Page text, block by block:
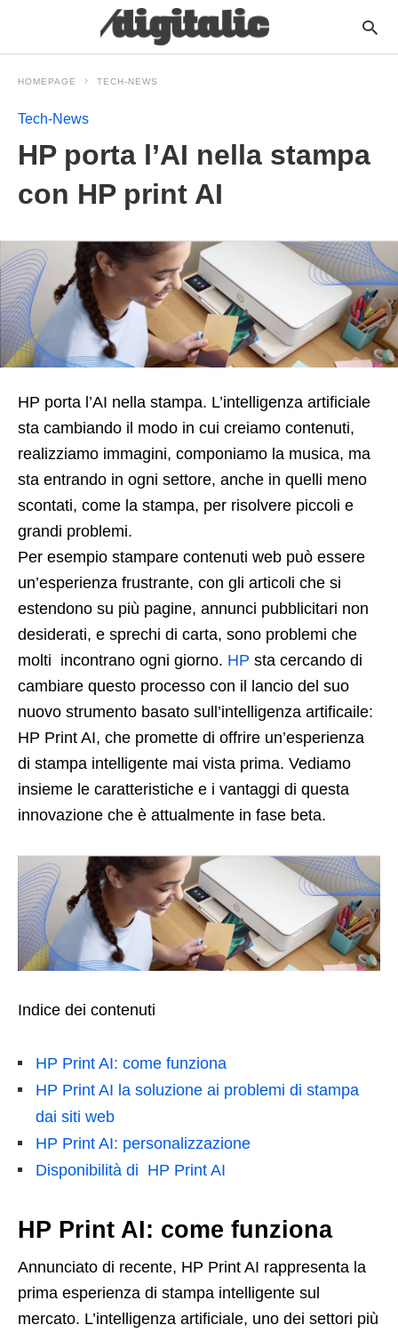
HOMEPAGE TECH-NEWS
Tech-News
HP porta l’AI nella stampa
con HP print AI
HP porta l’AI nella stampa. L’intelligenza artificiale
sta cambiando il modo in cui creiamo contenuti,
realizziamo immagini, componiamo la musica, ma
sta entrando in ogni settore, anche in quelli meno
scontati, come la stampa, per risolvere piccoli e
grandi problemi.
Per esempio stampare contenuti web può essere
un’esperienza frustrante, con gli articoli che si
estendono su più pagine, annunci pubblicitari non
desiderati, e sprechi di carta, sono problemi che
molti incontrano ogni giorno. HP sta cercando di
cambiare questo processo con il lancio del suo
nuovo strumento basato sull’intelligenza artificaile:
HP Print AI, che promette di offrire un’esperienza
di stampa intelligente mai vista prima. Vediamo
insieme le caratteristiche e i vantaggi di questa
innovazione che è attualmente in fase beta.
Indice dei contenuti
HP Print AI: come funziona
HP Print AI la soluzione ai problemi di stampa
dai siti web
HP Print AI: personalizzazione
Disponibilità di HP Print AI
HP Print AI: come funziona
Annunciato di recente, HP Print AI rappresenta la
prima esperienza di stampa intelligente sul
mercato. L’intelligenza artificiale, uno dei settori più